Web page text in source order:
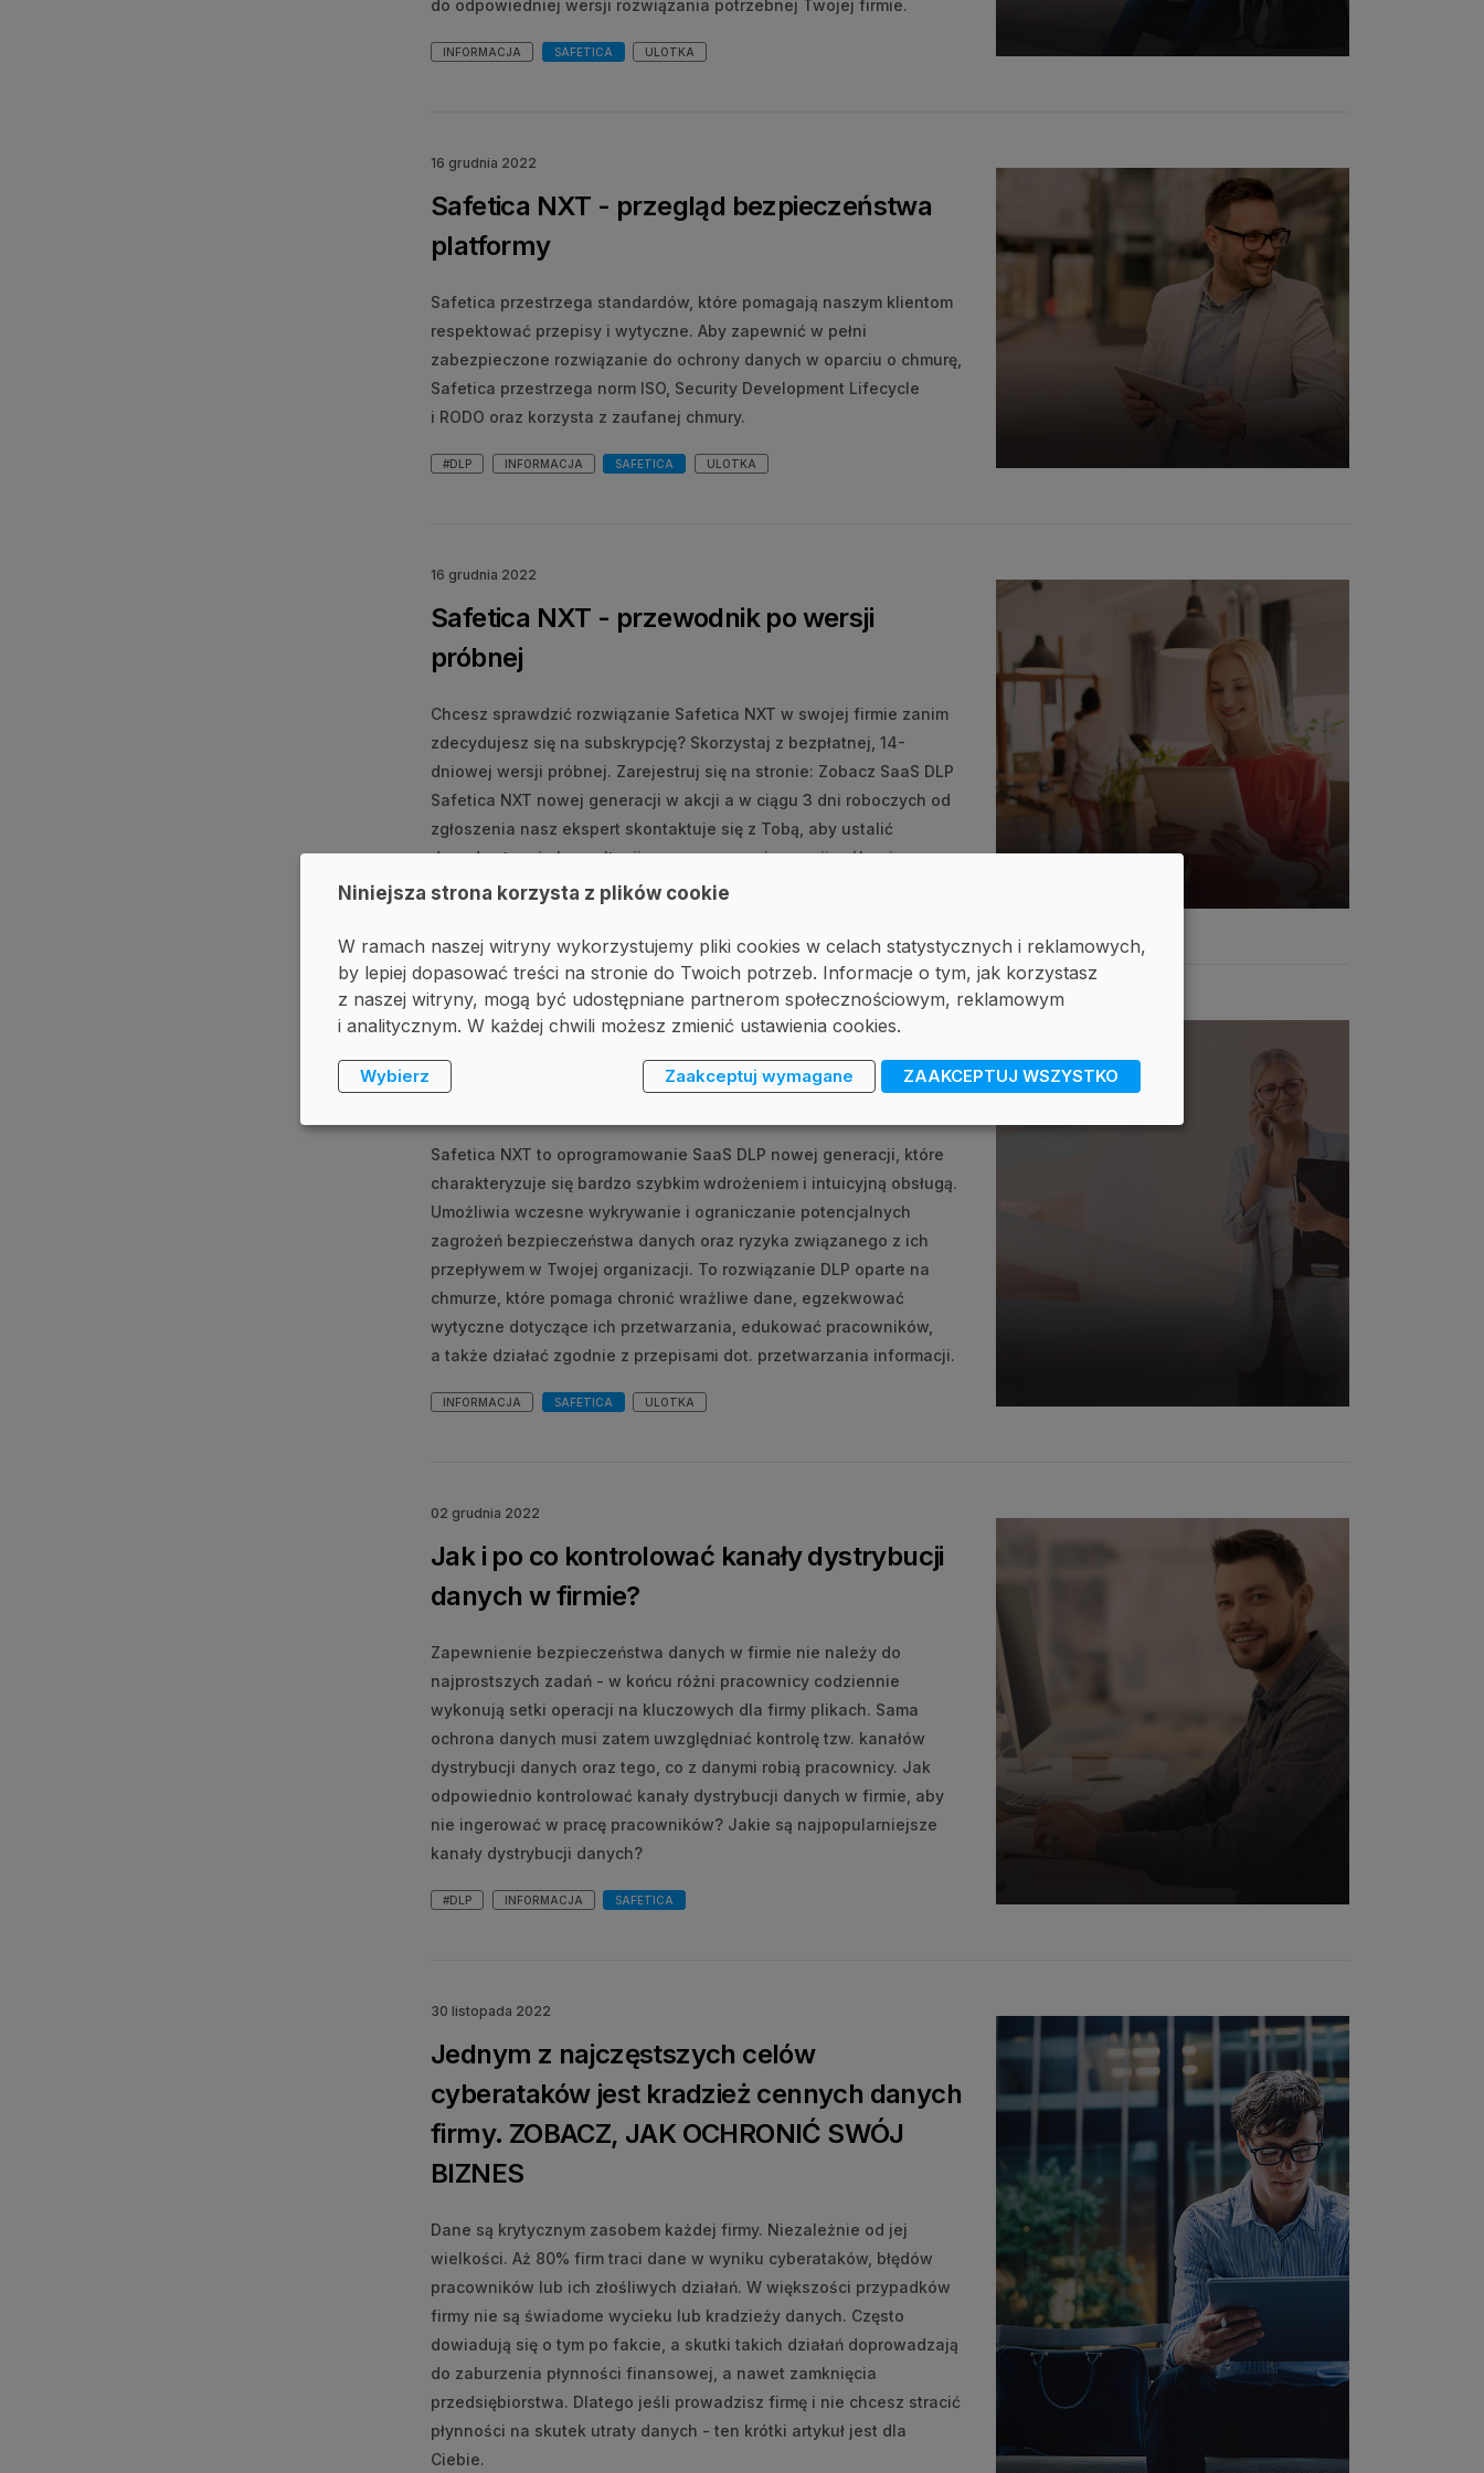
do odpowiedniej wersji rozwiązania potrzebnej Twojej firmie.
INFORMACJA SAFETICA ULOTKA
16 grudnia 2022
Safetica NXT - przegląd bezpieczeństwa
platformy
Safetica przestrzega standardów, które pomagają naszym klientom
respektować przepisy i wytyczne. Aby zapewnić w pełni
zabezpieczone rozwiązanie do ochrony danych w oparciu o chmurę,
Safetica przestrzega norm ISO, Security Development Lifecycle
i RODO oraz korzysta z zaufanej chmury.
#DLP INFORMACJA SAFETICA ULOTKA
16 grudnia 2022
Safetica NXT - przewodnik po wersji
próbnej
Chcesz sprawdzić rozwiązanie Safetica NXT w swojej firmie zanim
zdecydujesz się na subskrypcję? Skorzystaj z bezpłatnej, 14-
dniowej wersji próbnej. Zarejestruj się na stronie: Zobacz SaaS DLP
Safetica NXT nowej generacji w akcji a w ciągu 3 dni roboczych od
zgłoszenia nasz ekspert skontaktuje się z Tobą, aby ustalić
dogodny termin konsultacji oraz rozpoczęcia wersji próbnej.
#DLP PORADNIKI I TUTORIALE SAFETICA
16 grudnia 2022
Safetica NXT - poznaj najważniejsze
funkcje i korzyści
Safetica NXT to oprogramowanie SaaS DLP nowej generacji, które
charakteryzuje się bardzo szybkim wdrożeniem i intuicyjną obsługą.
Umożliwia wczesne wykrywanie i ograniczanie potencjalnych
zagrożeń bezpieczeństwa danych oraz ryzyka związanego z ich
przepływem w Twojej organizacji. To rozwiązanie DLP oparte na
chmurze, które pomaga chronić wrażliwe dane, egzekwować
wytyczne dotyczące ich przetwarzania, edukować pracowników,
a także działać zgodnie z przepisami dot. przetwarzania informacji.
INFORMACJA SAFETICA ULOTKA
02 grudnia 2022
Jak i po co kontrolować kanały dystrybucji
danych w firmie?
Zapewnienie bezpieczeństwa danych w firmie nie należy do
najprostszych zadań - w końcu różni pracownicy codziennie
wykonują setki operacji na kluczowych dla firmy plikach. Sama
ochrona danych musi zatem uwzględniać kontrolę tzw. kanałów
dystrybucji danych oraz tego, co z danymi robią pracownicy. Jak
odpowiednio kontrolować kanały dystrybucji danych w firmie, aby
nie ingerować w pracę pracowników? Jakie są najpopularniejsze
kanały dystrybucji danych?
#DLP INFORMACJA SAFETICA
30 listopada 2022
Jednym z najczęstszych celów
cyberataków jest kradzież cennych danych
firmy. ZOBACZ, JAK OCHRONIĆ SWÓJ
BIZNES
Dane są krytycznym zasobem każdej firmy. Niezależnie od jej
wielkości. Aż 80% firm traci dane w wyniku cyberataków, błędów
pracowników lub ich złośliwych działań. W większości przypadków
firmy nie są świadome wycieku lub kradzieży danych. Często
dowiadują się o tym po fakcie, a skutki takich działań doprowadzają
do zaburzenia płynności finansowej, a nawet zamknięcia
przedsiębiorstwa. Dlatego jeśli prowadzisz firmę i nie chcesz stracić
płynności na skutek utraty danych - ten krótki artykuł jest dla
Ciebie.
Niniejsza strona korzysta z plików cookie
W ramach naszej witryny wykorzystujemy pliki cookies w celach statystycznych i reklamowych,
by lepiej dopasować treści na stronie do Twoich potrzeb. Informacje o tym, jak korzystasz
z naszej witryny, mogą być udostępniane partnerom społecznościowym, reklamowym
i analitycznym. W każdej chwili możesz zmienić ustawienia cookies.
Wybierz Zaakceptuj wymagane ZAAKCEPTUJ WSZYSTKO